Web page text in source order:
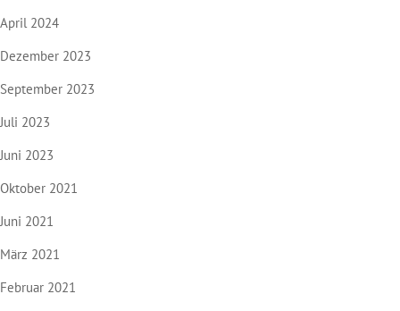
April 2024
Dezember 2023
September 2023
Juli 2023
Juni 2023
Oktober 2021
Juni 2021
März 2021
Februar 2021